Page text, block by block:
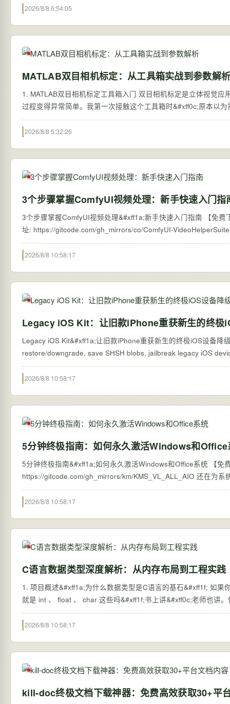
2026/8/8 6:54:05
MATLAB双目相机标定：从工具箱实战到参数解
1. MATLAB双目相机标定工具箱入门 双目相机标定是立体视觉
过程变得异常简单。我第一次接触这个工具箱时&#xff0c;原本以
2026/8/8 5:32:26
3个步骤掌握ComfyUI视频处理：新手快速入门指
3个步骤掌握ComfyUI视频处理&#xff1a;新手快速入门指南 【免费
2026/8/8 10:58:17
Legacy iOS Kit：让旧款iPhone重获新生的终极
Legacy iOS Kit&#xff1a;让旧款iPhone重获新生的终极iOS设备
2026/8/8 10:58:17
5分钟终极指南：如何永久激活Windows和Office
5分钟终极指南&#xff1a;如何永久激活Windows和Office系统 【免费下
https://
2026/8/8 10:58:17
C语言数据类型深度解析：从内存布局到工程实践
1. 项目概述&#xff1a;为什么数据类型是C语言的基石&#xff1f; 如
就是 int 、 float 、 char 这些吗&#xff1f;书上讲
2026/8/8 10:58:17
kill-doc终极文档下载神器：免费高效获取30+平